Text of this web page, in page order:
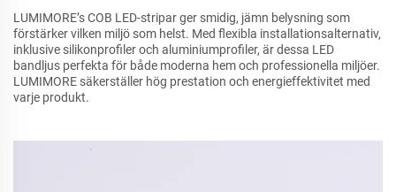
LUMIMORE’s COB LED-stripar ger smidig, jämn belysning som
förstärker vilken miljö som helst. Med flexibla installationsalternativ,
inklusive silikonprofiler och aluminiumprofiler, är dessa LED
bandljus perfekta för både moderna hem och professionella miljöer.
LUMIMORE säkerställer hög prestation och energieffektivitet med
varje produkt.